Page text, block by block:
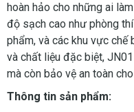
hoàn hảo cho những ai
độ sạch cao như phòng
phẩm, và các khu vực chế
và chất liệu đặc biệt,
mà còn bảo vệ an toàn
Thông tin sản phẩm: